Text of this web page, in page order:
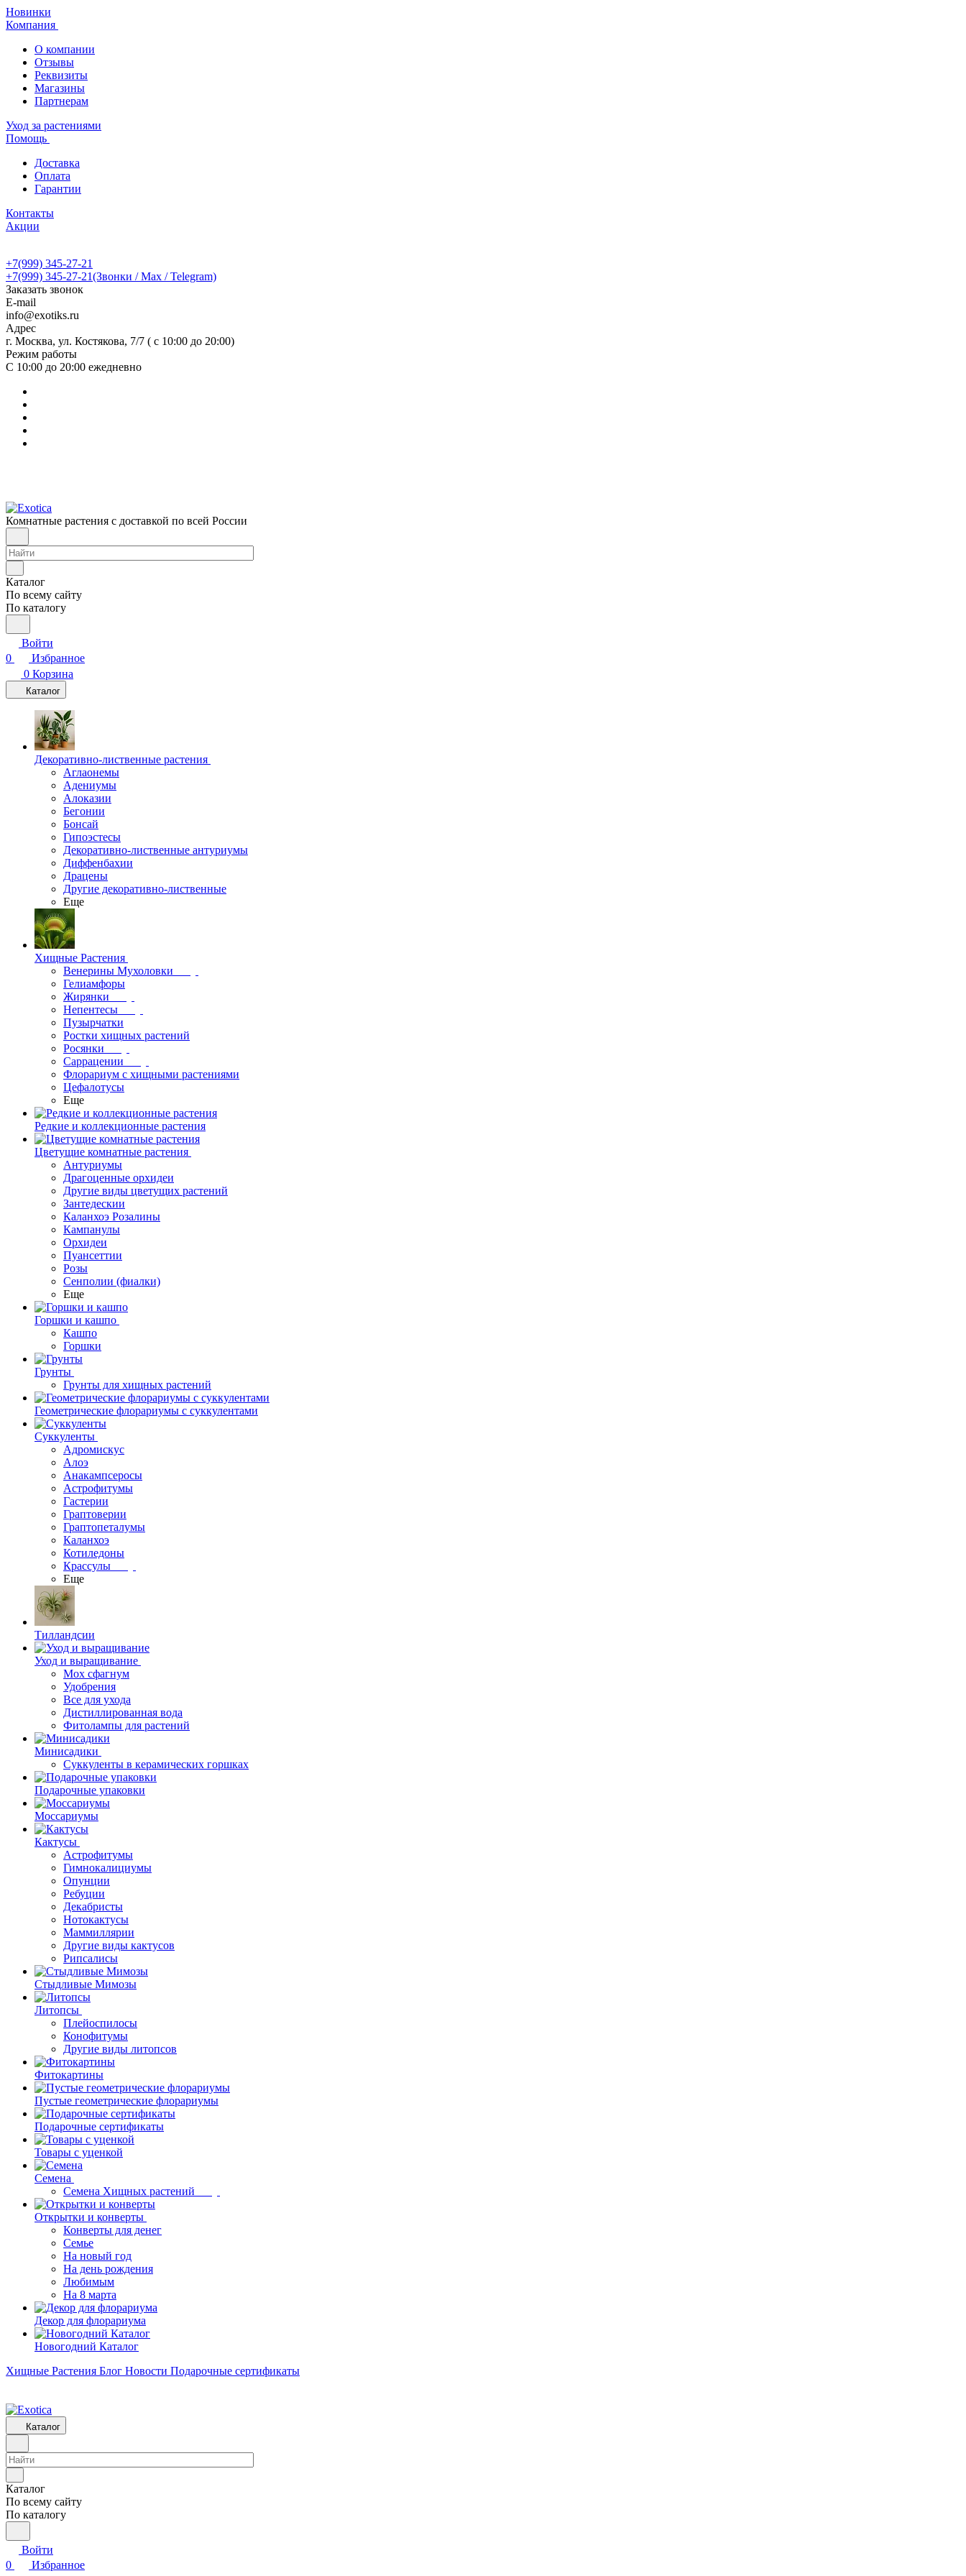
Новинки
Компания
О компании
Отзывы
Реквизиты
Магазины
Партнерам
Уход за растениями
Помощь
Доставка
Оплата
Гарантии
Контакты
Акции
+7(999) 345-27-21
+7(999) 345-27-21(Звонки / Max / Telegram)
Заказать звонок
E-mail
info@exotiks.ru
Адрес
г. Москва, ул. Костякова, 7/7 ( с 10:00 до 20:00)
Режим работы
С 10:00 до 20:00 ежедневно
Комнатные растения с доставкой по всей России
Каталог
По всему сайту
По каталогу
Войти
0
Избранное
0 Корзина
Каталог
Декоративно-лиственные растения
Аглаонемы
Адениумы
Алоказии
Бегонии
Бонсай
Гипоэстесы
Декоративно-лиственные антуриумы
Диффенбахии
Драцены
Другие декоративно-лиственные
Еще
Хищные Растения
Венерины Мухоловки
Гелиамфоры
Жирянки
Непентесы
Пузырчатки
Ростки хищных растений
Росянки
Саррацении
Флорариум с хищными растениями
Цефалотусы
Еще
Редкие и коллекционные растения
Цветущие комнатные растения
Антуриумы
Драгоценные орхидеи
Другие виды цветущих растений
Зантедескии
Каланхоэ Розалины
Кампанулы
Орхидеи
Пуансеттии
Розы
Сенполии (фиалки)
Еще
Горшки и кашпо
Кашпо
Горшки
Грунты
Грунты для хищных растений
Геометрические флорариумы с суккулентами
Суккуленты
Адромискус
Алоэ
Анакампсеросы
Астрофитумы
Гастерии
Граптоверии
Граптопеталумы
Каланхоэ
Котиледоны
Крассулы
Еще
Тилландсии
Уход и выращивание
Мох сфагнум
Удобрения
Все для ухода
Дистиллированная вода
Фитолампы для растений
Минисадики
Суккуленты в керамических горшках
Подарочные упаковки
Моссариумы
Кактусы
Астрофитумы
Гимнокалициумы
Опунции
Ребуции
Декабристы
Нотокактусы
Маммиллярии
Другие виды кактусов
Рипсалисы
Стыдливые Мимозы
Литопсы
Плейоспилосы
Конофитумы
Другие виды литопсов
Фитокартины
Пустые геометрические флорариумы
Подарочные сертификаты
Товары с уценкой
Семена
Семена Хищных растений
Открытки и конверты
Конверты для денег
Семье
На новый год
На день рождения
Любимым
На 8 марта
Декор для флорариума
Новогодний Каталог
Хищные Растения Блог Новости Подарочные сертификаты
Каталог
Каталог
По всему сайту
По каталогу
Войти
0
Избранное